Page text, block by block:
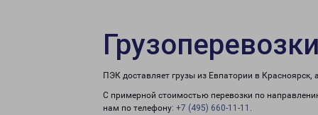
ПЭК доставляет грузы из Евпатории в
С примерной стоимостью перевозки по
нам по телефону: +7 (495) 660-11-11 .